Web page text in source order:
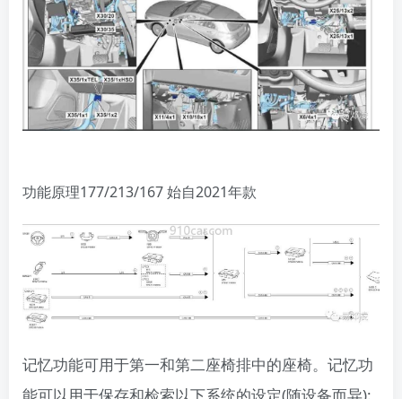
​功能原理177/213/167 始自2021年款
记忆功能可用于第一和第二座椅排中的座椅。记忆功
能可以用于保存和检索以下系统的设定(随设备而异):